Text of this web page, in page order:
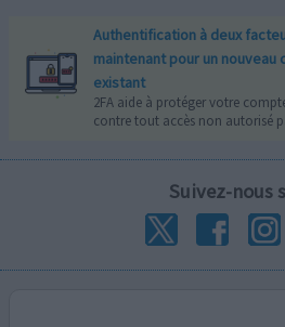
Authentification à deux
maintenant pour un
existant
2FA aide à protéger votre
contre tout accès non autorisé
Suivez-nous